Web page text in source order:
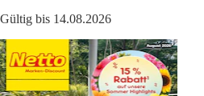
Gültig bis 14.08.2026